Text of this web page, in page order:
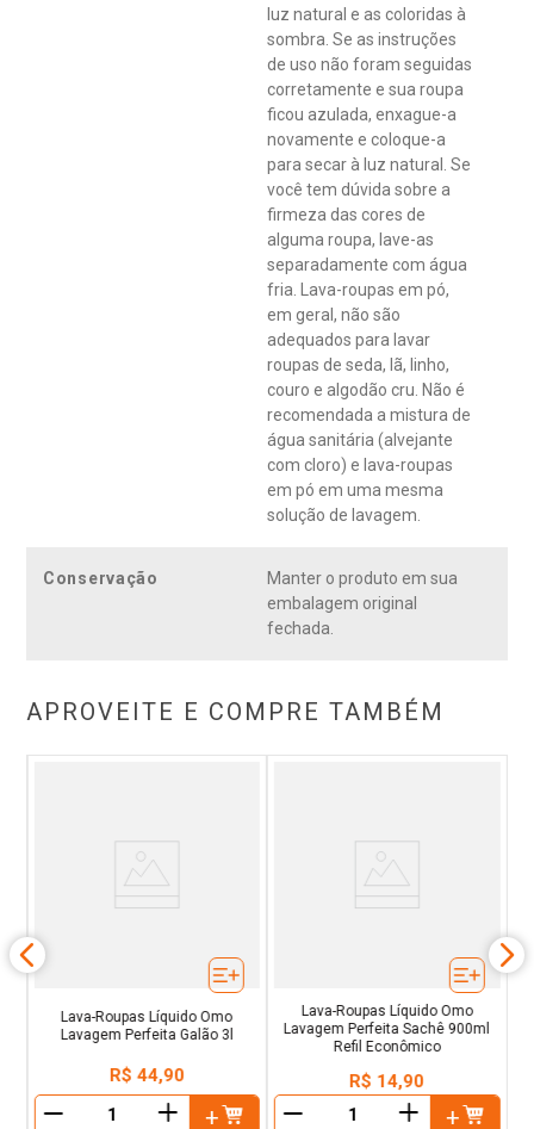
luz natural e as coloridas à
sombra. Se as instruções
de uso não foram seguidas
corretamente e sua roupa
ficou azulada, enxague-a
novamente e coloque-a
para secar à luz natural. Se
você tem dúvida sobre a
firmeza das cores de
alguma roupa, lave-as
separadamente com água
fria. Lava-roupas em pó,
em geral, não são
adequados para lavar
roupas de seda, lã, linho,
couro e algodão cru. Não é
recomendada a mistura de
água sanitária (alvejante
com cloro) e lava-roupas
em pó em uma mesma
solução de lavagem.
Conservação
Manter o produto em sua
embalagem original
fechada.
APROVEITE E COMPRE TAMBÉM
Lava-Roupas Líquido Omo
Lavagem Perfeita Galão 3l
R$ 44,90
＋
Lava-Roupas Líquido Omo
Lavagem Perfeita Sachê 900ml
Refil Econômico
R$ 14,90
＋